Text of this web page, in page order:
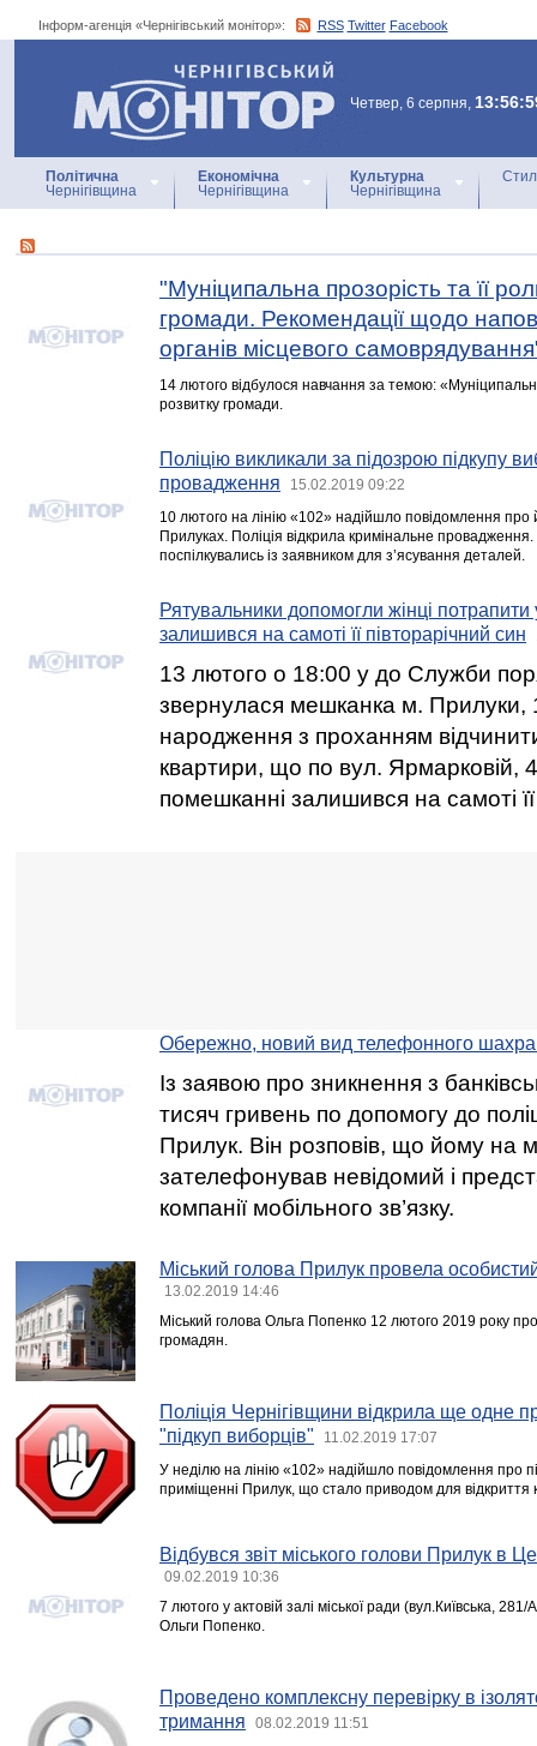
Інформ-агенція «Чернігівський монітор»: RSS Twitter Facebook
Інформ-агенція
«Чернігівський монітор»
Четвер, 6 серпня,
Політична
Чернігівщина
Економічна
Чернігівщина
Культурна
Чернігівщина
"Муніципальна прозорість та її
громади. Рекомендації щодо
органів місцевого
14 лютого відбулося навчання за темою:
розвитку громади.
Поліцію викликали за підозрою підкупу
провадження
15.02.2019 09:22
10 лютого на лінію «102» надійшло повідомлення про
Прилуках. Поліція відкрила кримінальне
поспілкувались із заявником для з’ясування деталей.
Рятувальники допомогли жінці
залишився на самоті її півторарічний син
13 лютого о 18:00 у до Служби
звернулася мешканка м. Прилуки,
народження з проханням відчинити
квартири, що по вул. Ярмарковій,
помешканні залишився на самоті
Обережно, новий вид телефонного
Із заявою про зникнення з
тисяч гривень по допомогу до
Прилук. Він розповів, що йому на
зателефонував невідомий і
компанії мобільного зв’язку.
Міський голова Прилук провела
13.02.2019 14:46
Міський голова Ольга Попенко 12 лютого 2019 року
громадян.
Поліція Чернігівщини відкрила ще одне
"підкуп виборців"
11.02.2019 17:07
У неділю на лінію «102» надійшло повідомлення про
приміщенні Прилук, що стало приводом для відкриття
Відбувся звіт міського голови Прилук в
09.02.2019 10:36
7 лютого у актовій залі міської ради (вул.Київська, 281/
Ольги Попенко.
Проведено комплексну перевірку в
тримання
08.02.2019 11:51